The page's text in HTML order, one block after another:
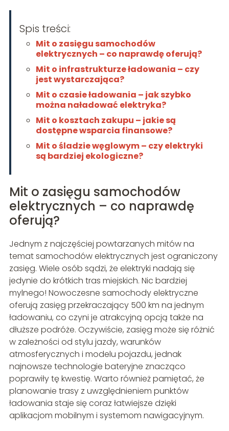
Spis treści:
Mit o zasięgu samochodów
elektrycznych – co naprawdę oferują?
Mit o infrastrukturze ładowania – czy
jest wystarczająca?
Mit o czasie ładowania – jak szybko
można naładować elektryka?
Mit o kosztach zakupu – jakie są
dostępne wsparcia finansowe?
Mit o śladzie węglowym – czy elektryki
są bardziej ekologiczne?
Mit o zasięgu samochodów
elektrycznych – co naprawdę
oferują?
Jednym z najczęściej powtarzanych mitów na
temat samochodów elektrycznych jest ograniczony
zasięg. Wiele osób sądzi, że elektryki nadają się
jedynie do krótkich tras miejskich. Nic bardziej
mylnego! Nowoczesne samochody elektryczne
oferują zasięg przekraczający 500 km na jednym
ładowaniu, co czyni je atrakcyjną opcją także na
dłuższe podróże. Oczywiście, zasięg może się różnić
w zależności od stylu jazdy, warunków
atmosferycznych i modelu pojazdu, jednak
najnowsze technologie bateryjne znacząco
poprawiły tę kwestię. Warto również pamiętać, że
planowanie trasy z uwzględnieniem punktów
ładowania staje się coraz łatwiejsze dzięki
aplikacjom mobilnym i systemom nawigacyjnym.